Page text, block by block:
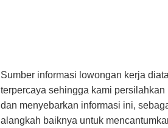
Sumber informasi lowongan kerja
terpercaya sehingga kami
dan menyebarkan informasi ini,
alangkah baiknya untuk